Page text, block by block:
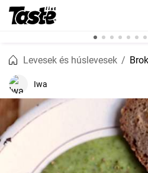
Levesek és húslevesek
Iwa